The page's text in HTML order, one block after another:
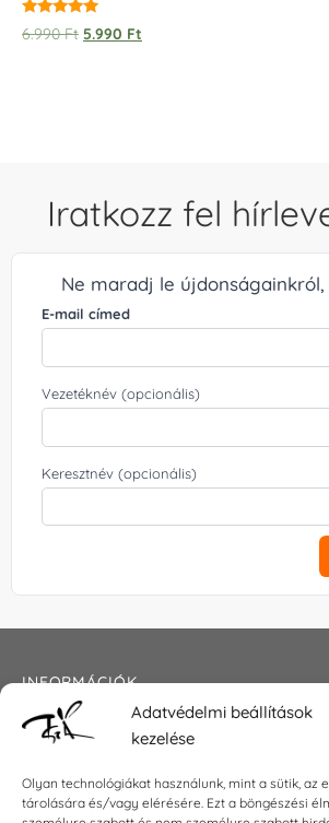
Adatvédelmi beállítások
kezelése
Olyan technológiákat használunk, mint a sütik, az
tárolására és/vagy elérésére. Ezt a böngészési
Értékelés:
5.00
6.990Ft 5.990 Ft
Iratkozz fel
Ne maradj le
E-mail címed
Vezetéknév (opcionális)
Keresztnév (opcionális)
INFORMÁCIÓK
Általános szerződési feltételek
Impresszum